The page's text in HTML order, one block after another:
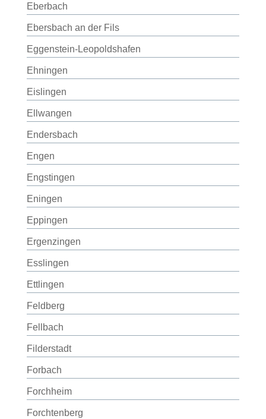
Eberbach
Ebersbach an der Fils
Eggenstein-Leopoldshafen
Ehningen
Eislingen
Ellwangen
Endersbach
Engen
Engstingen
Eningen
Eppingen
Ergenzingen
Esslingen
Ettlingen
Feldberg
Fellbach
Filderstadt
Forbach
Forchheim
Forchtenberg